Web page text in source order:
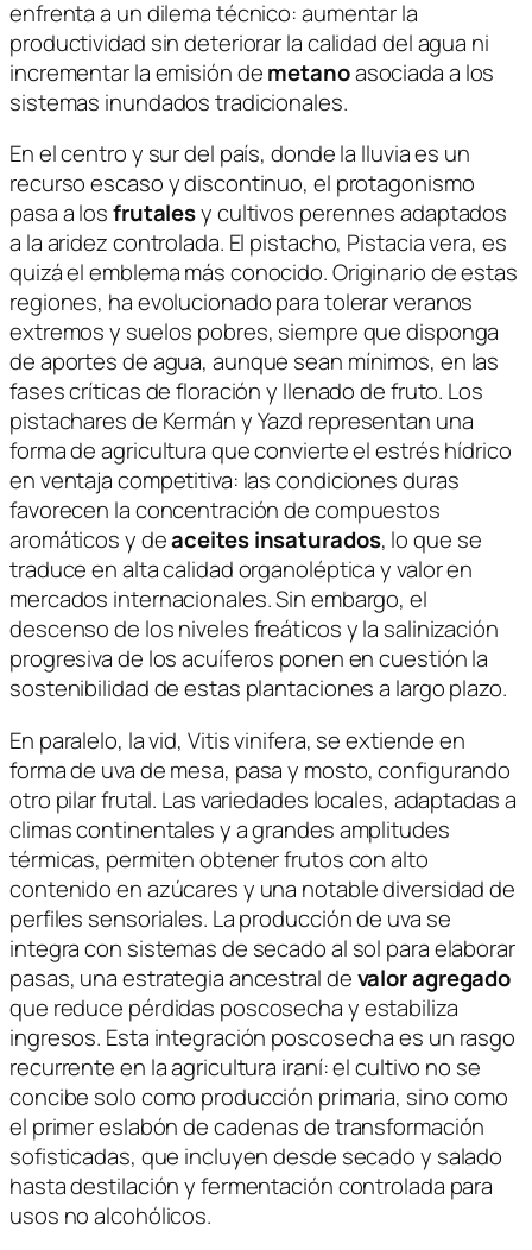
enfrenta a un dilema técnico: aumentar la
productividad sin deteriorar la calidad del agua ni
incrementar la emisión demetanoasociada a los
sistemas inundados tradicionales.
En el centro y sur del país, donde la lluvia es un
recurso escaso y discontinuo, el protagonismo
pasa a losfrutalesy cultivos perennes adaptados
a la aridez controlada. El pistacho, Pistacia vera, es
quizá el emblema más conocido. Originario de estas
regiones, ha evolucionado para tolerar veranos
extremos y suelos pobres, siempre que disponga
de aportes de agua, aunque sean mínimos, en las
fases críticas de floración y llenado de fruto. Los
pistachares de Kermán y Yazd representan una
forma de agricultura que convierte el estrés hídrico
en ventaja competitiva: las condiciones duras
favorecen la concentración de compuestos
aromáticos y deaceites insaturados, lo que se
traduce en alta calidad organoléptica y valor en
mercados internacionales. Sin embargo, el
descenso de los niveles freáticos y la salinización
progresiva de los acuíferos ponen en cuestión la
sostenibilidad de estas plantaciones a largo plazo.
En paralelo, la vid, Vitis vinifera, se extiende en
forma de uva de mesa, pasa y mosto, configurando
otro pilar frutal. Las variedades locales, adaptadas a
climas continentales y a grandes amplitudes
térmicas, permiten obtener frutos con alto
contenido en azúcares y una notable diversidad de
perfiles sensoriales. La producción de uva se
integra con sistemas de secado al sol para elaborar
pasas, una estrategia ancestral devalor agregado
que reduce pérdidas poscosecha y estabiliza
ingresos. Esta integración poscosecha es un rasgo
recurrente en la agricultura iraní: el cultivo no se
concibe solo como producción primaria, sino como
el primer eslabón de cadenas de transformación
sofisticadas, que incluyen desde secado y salado
hasta destilación y fermentación controlada para
usos no alcohólicos.